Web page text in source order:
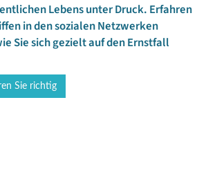
Lebens unter Druck. Erfahren
in den sozialen Netzwerken
Sie sich gezielt auf den Ernstfall
Sie richtig